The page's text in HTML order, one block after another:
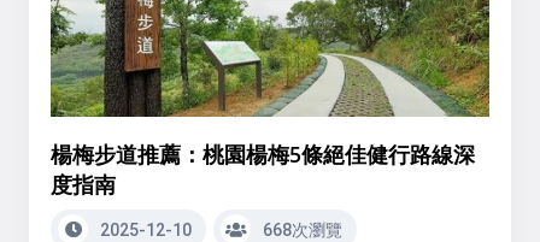
楊梅步道推薦：桃園楊梅5條絕佳健行路線深
度指南
2025-12-10 668次瀏覽